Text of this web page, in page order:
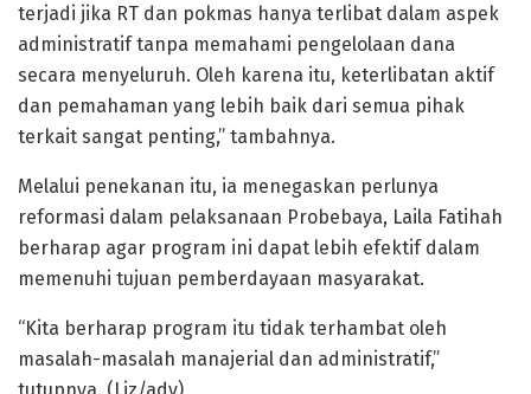
terjadi jika RT dan pokmas hanya terlibat dalam aspek
administratif tanpa memahami pengelolaan dana
secara menyeluruh. Oleh karena itu, keterlibatan aktif
dan pemahaman yang lebih baik dari semua pihak
terkait sangat penting,” tambahnya.
Melalui penekanan itu, ia menegaskan perlunya
reformasi dalam pelaksanaan Probebaya, Laila Fatihah
berharap agar program ini dapat lebih efektif dalam
memenuhi tujuan pemberdayaan masyarakat.
“Kita berharap program itu tidak terhambat oleh
masalah-masalah manajerial dan administratif,”
tutupnya. (Liz/adv)